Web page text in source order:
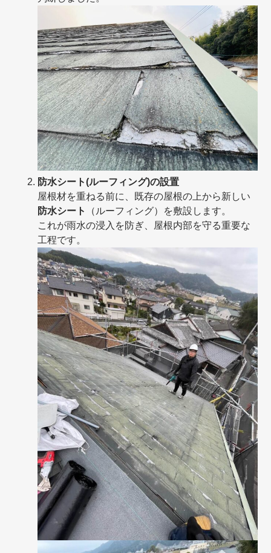
防水シート(ルーフィング)の設置
屋根材を重ねる前に、既存の屋根の上から新しい
防水シート
（ルーフィング）を敷設します。
これが雨水の浸入を防ぎ、屋根内部を守る重要な
工程です。